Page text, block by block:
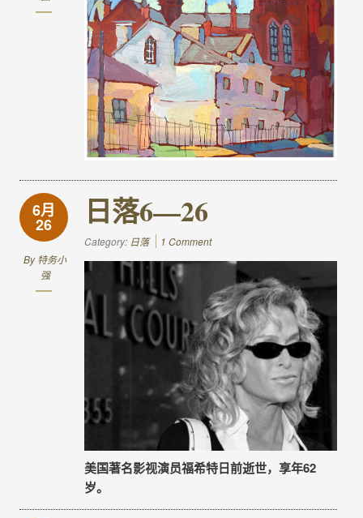
6月
26
By特务小
强
日落6—26
Category: 日落 1 Comment
美国著名影视演员福希特日前逝世，享年62
岁。